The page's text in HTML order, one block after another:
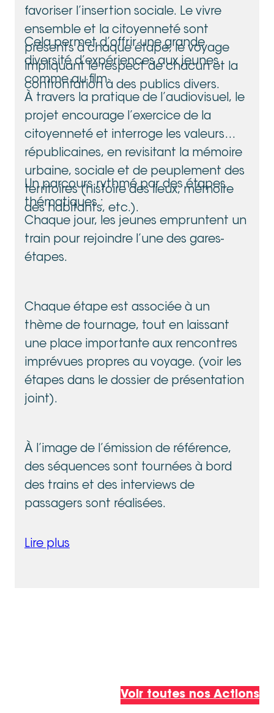
favoriser l’insertion sociale. Le vivre
ensemble et la citoyenneté sont
présents à chaque étape, le voyage
impliquant le respect de chacun et la
confrontation à des publics divers.
Cela permet d’offrir une grande
diversité d’expériences aux jeunes
comme au film.
À travers la pratique de l’audiovisuel, le
projet encourage l’exercice de la
citoyenneté et interroge les valeurs
républicaines, en revisitant la mémoire
urbaine, sociale et de peuplement des
territoires (histoire des lieux, mémoire
des habitants, etc.).
Un parcours rythmé par des étapes
thématiques :
Chaque jour, les jeunes empruntent un
train pour rejoindre l’une des gares-
étapes.
Chaque étape est associée à un
thème de tournage, tout en laissant
une place importante aux rencontres
imprévues propres au voyage. (voir les
étapes dans le dossier de présentation
joint).
À l’image de l’émission de référence,
des séquences sont tournées à bord
des trains et des interviews de
passagers sont réalisées.
Lire plus
Voir toutes nos Actions